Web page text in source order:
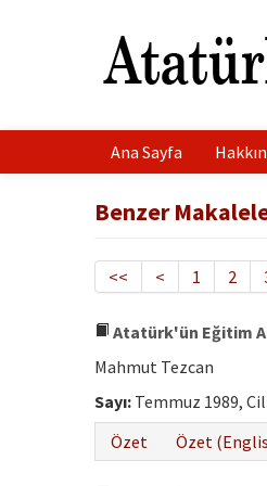
Ana Sayfa
Benzer
<< < 1 2
Atatürk'ün Eğitim
Mahmut Tezcan
Sayı: Temmuz 1989,
Özet
Özet